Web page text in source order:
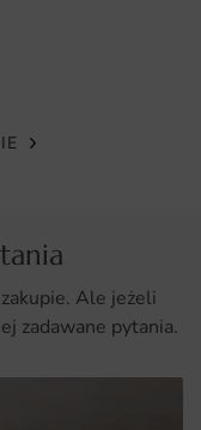
Ale jeżeli
zadawane pytania.